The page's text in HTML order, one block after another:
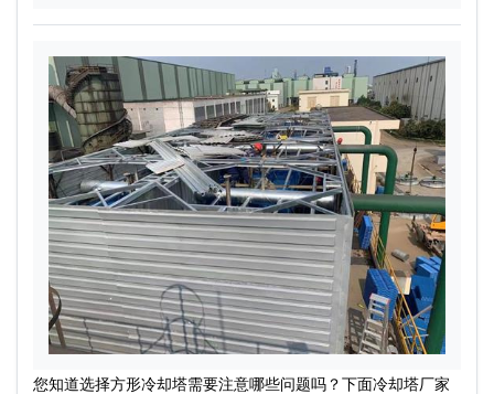
您知道选择方形冷却塔需要注意哪些问题吗？下面冷却塔厂家